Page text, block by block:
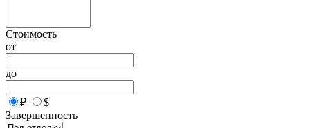
Стоимость
от
до
₽
$
Завершенность